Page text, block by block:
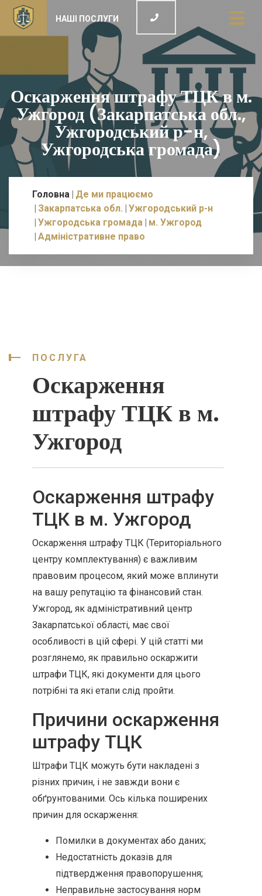
НАШІ ПОСЛУГИ
Оскарження штрафу ТЦК в м.
Ужгород (Закарпатська обл.,
Ужгородський р-н,
Ужгородська громада)
Головна Де ми працюємо
Закарпатська обл. Ужгородський р-н
Ужгородська громада м. Ужгород
Адміністративне право
ПОСЛУГА
Оскарження
штрафу ТЦК в м.
Ужгород
Оскарження штрафу
ТЦК в м. Ужгород
Оскарження штрафу ТЦК (Територіального
центру комплектування) є важливим
правовим процесом, який може вплинути
на вашу репутацію та фінансовий стан.
Ужгород, як адміністративний центр
Закарпатської області, має свої
особливості в цій сфері. У цій статті ми
розглянемо, як правильно оскаржити
штрафи ТЦК, які документи для цього
потрібні та які етапи слід пройти.
Причини оскарження
штрафу ТЦК
Штрафи ТЦК можуть бути накладені з
різних причин, і не завжди вони є
обґрунтованими. Ось кілька поширених
причин для оскарження:
Помилки в документах або даних;
Недостатність доказів для
підтвердження правопорушення;
Неправильне застосування норм